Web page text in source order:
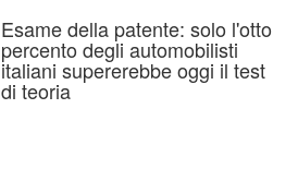
Esame della patente: solo l'otto
percento degli automobilisti
italiani supererebbe oggi il test
di teoria